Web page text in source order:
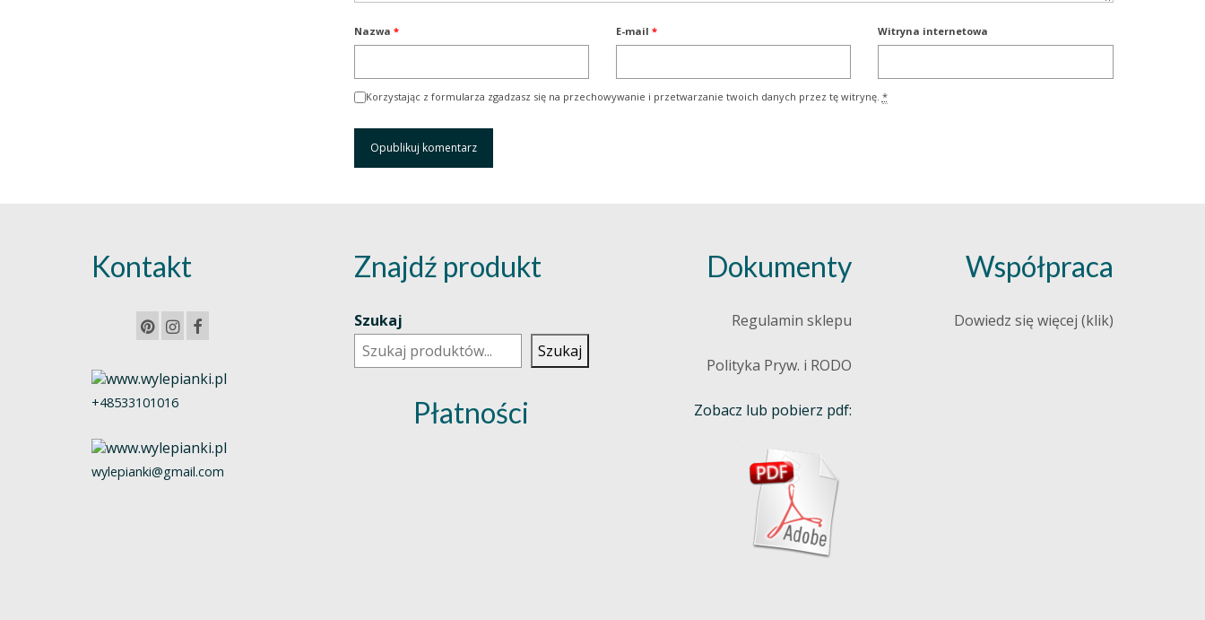
Nazwa * E-mail * Witryna internetowa
Korzystając z formularza zgadzasz się na przechowywanie i przetwarzanie twoich danych przez tę witrynę. *
Kontakt
+48533101016
wylepianki@gmail.com
Znajdź produkt
Szukaj
Szukaj
Płatności
Dokumenty
Regulamin sklepu
Polityka Pryw. i RODO
Zobacz lub pobierz pdf:
Współpraca
Dowiedz się więcej (klik)